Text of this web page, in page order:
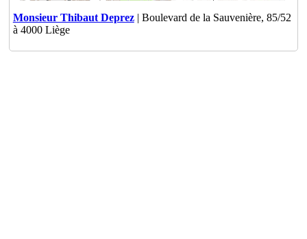
Monsieur Thibaut Deprez| Boulevard de la Sauvenière, 85/52
à 4000 Liège